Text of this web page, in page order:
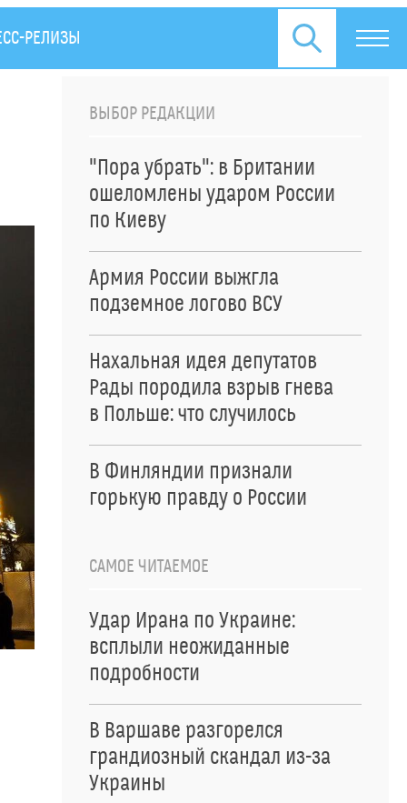
РЕЛИЗЫ
ВЫБОР РЕДАКЦИИ
"Пора убрать": в Британии
ошеломлены ударом России
по Киеву
Армия России выжгла
подземное логово ВСУ
Нахальная идея депутатов
Рады породила взрыв гнева
в Польше: что случилось
В Финляндии признали
горькую правду о России
САМОЕ ЧИТАЕМОЕ
Удар Ирана по Украине:
всплыли неожиданные
подробности
В Варшаве разгорелся
грандиозный скандал из-за
Украины